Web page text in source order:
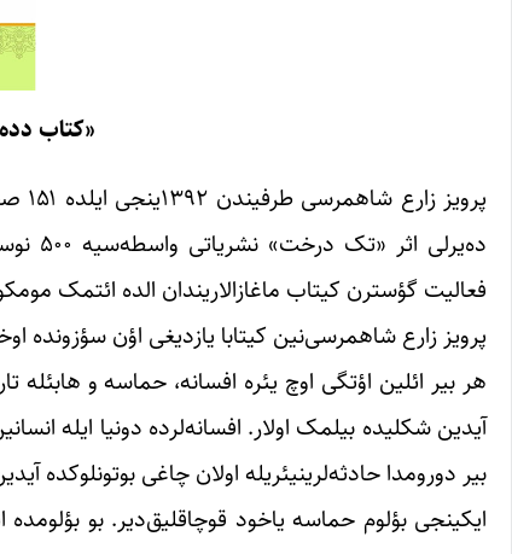
«کتاب
فعالیت گؤسترن کیتاب ماغازالاریندان الده ائتمک
پرویز زارع شاهمرسی‌‌نین کیتابا یازدیغی اؤن سؤزونده
هر بیر ائلین اؤتگی اوچ یئره افسانه، حماسه و هابئله
آیدین شکلیده بیلمک اولار. افسانه‌لرده دونیا ایله
بیر دورومدا حادثه‌لرینیئریله اولان چاغی بوتونلوکده
ایکینجی بؤلوم حماسه یاخود قوچاقلیق‌دیر. بو بؤلومده